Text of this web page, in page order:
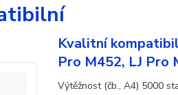
Kvalitní
Pro M452, LJ Pro
Výtěžnost (čb., A4) 5000